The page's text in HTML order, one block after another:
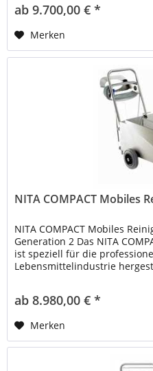
ab 9.700,00 € *
Merken
NITA COMPACT Mobiles
NITA COMPACT Mobiles
Generation 2 Das NITA
ist speziell für die
Lebensmittelindustrie
ab 8.980,00 € *
Merken